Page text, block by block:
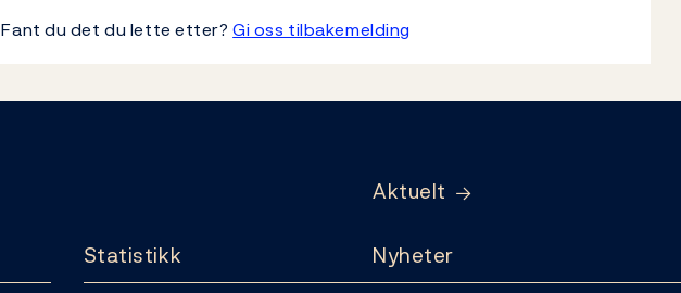
Fant du det du lette etter?Gi oss tilbakemelding
Statistikk
Aktuelt
Nyheter